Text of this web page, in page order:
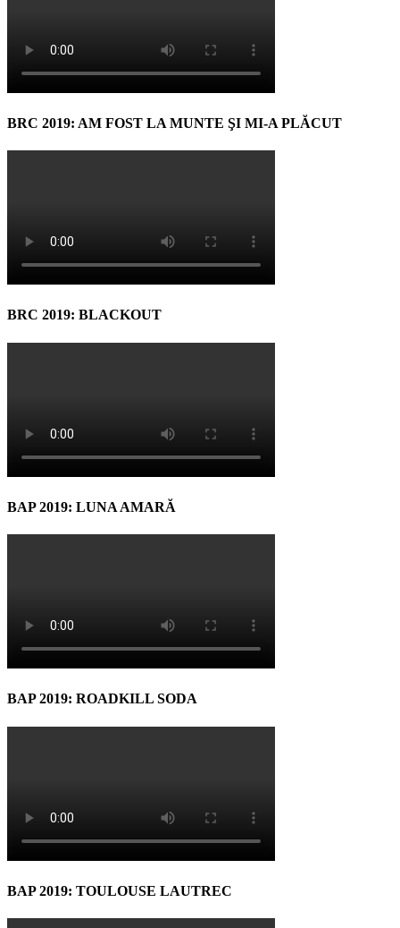
BRC 2019: AM FOST LA MUNTE ŞI MI-A PLĂCUT
BRC 2019: BLACKOUT
BAP 2019: LUNA AMARĂ
BAP 2019: ROADKILL SODA
BAP 2019: TOULOUSE LAUTREC